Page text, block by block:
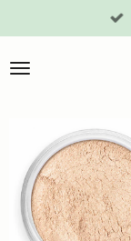
direct
naar